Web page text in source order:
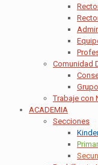
Comunidad
Trabaje con
ACADEMIA
Secciones